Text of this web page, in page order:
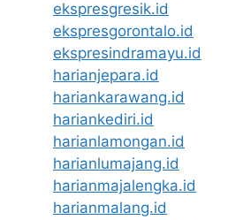
ekspresgresik.id
ekspresgorontalo.id
ekspresindramayu.id
harianjepara.id
hariankarawang.id
hariankediri.id
harianlamongan.id
harianlumajang.id
harianmajalengka.id
harianmalang.id